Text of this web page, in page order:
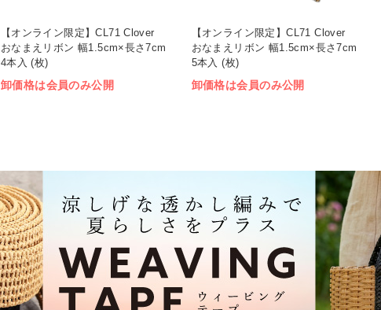
【オンライン限定】CL71 Clover
おなまえリボン 幅1.5cm×長さ7cm
4本入 (枚)
卸価格は会員のみ公開
【オンライン限定】CL71 Clover
おなまえリボン 幅1.5cm×長さ7cm
5本入 (枚)
卸価格は会員のみ公開